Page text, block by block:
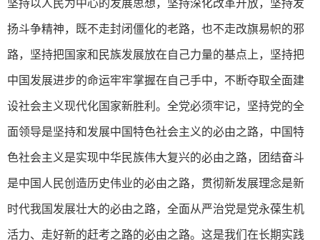
坚持以人民为中心的发展思想，坚持深化改革开放，坚持发
扬斗争精神，既不走封闭僵化的老路，也不走改旗易帜的邪
路，坚持把国家和民族发展放在自己力量的基点上，坚持把
中国发展进步的命运牢牢掌握在自己手中，不断夺取全面建
设社会主义现代化国家新胜利。全党必须牢记，坚持党的全
面领导是坚持和发展中国特色社会主义的必由之路，中国特
色社会主义是实现中华民族伟大复兴的必由之路，团结奋斗
是中国人民创造历史伟业的必由之路，贯彻新发展理念是新
时代我国发展壮大的必由之路，全面从严治党是党永葆生机
活力、走好新的赶考之路的必由之路。这是我们在长期实践